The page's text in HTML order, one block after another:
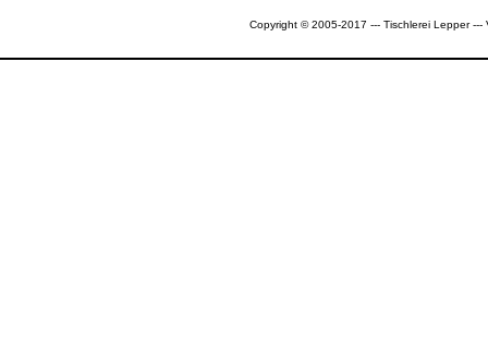
Copyright © 2005-2017 --- Tischlerei Lepper